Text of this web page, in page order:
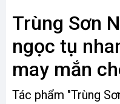
Trùng Sơn
ngọc tụ
may mắn
Tác phẩm "Trùng